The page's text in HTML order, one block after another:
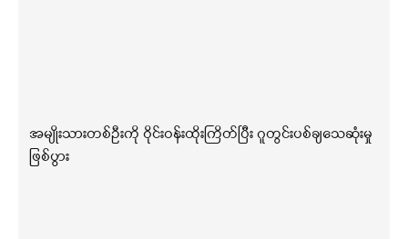
အမျိုးသားတစ်ဦးကို ဝိုင်းဝန်းထိုးကြိတ်ပြီး ဂူတွင်းပစ်ချသေဆုံးမှု
ဖြစ်ပွား